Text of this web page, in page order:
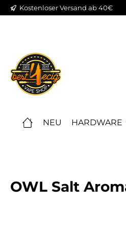
Hauptinhalt springen
Zur Suche springen
Zur Hauptnavigation
Kostenloser Versand ab 40€
NEU HARDWARE
OWL Salt